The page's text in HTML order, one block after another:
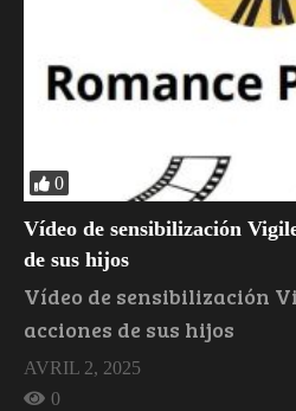
0
Vídeo de sensibilización
de sus hijos
Vídeo de sensibilización
acciones de sus hijos
AVRIL 2, 2025
0